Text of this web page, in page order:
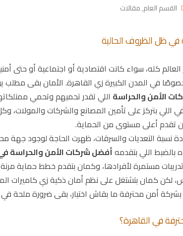
القسم العام,مقالات
ظل الظروف الحالية
كله، سواء كانت اقتصادية أو اجتماعية أو حتى
في المدن الكبيرة زي القاهرة. الأمان بقى
الأمن والحراسة اللي تقدر تحميهم وتحمي
اللي بتركز على تأمين المصانع والشركات
تقدم أعلى مستوى من الحماية.
نسبة التعديات والسرقات، ظهرت الحاجة لوجود جهة
اللي بتقدمهأفضل شركات الأمن والحراسة
وتدريبات مستمرة لأفرادها، وكمان بتقدم خطط حماية
كمان بتشتغل على نظم أمان ذكية زي كاميرات
بشركة أمن محترفة ما بقاش اختيار، بقى ضرورة ملحة
في القاهرة؟